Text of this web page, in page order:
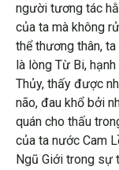
người tương tác
của ta mà không
thể thương thân,
là lòng Từ Bi,
Thủy, thấy được
não, đau khổ bởi
quán cho thấu
của ta nước Cam
Ngũ Giới trong sự